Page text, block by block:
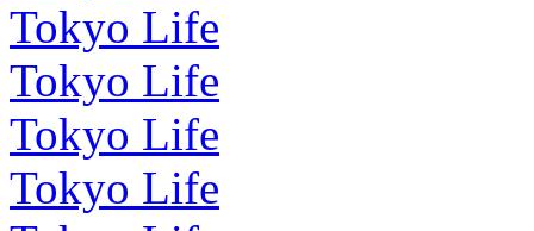
Tokyo Life
Tokyo Life
Tokyo Life
Tokyo Life